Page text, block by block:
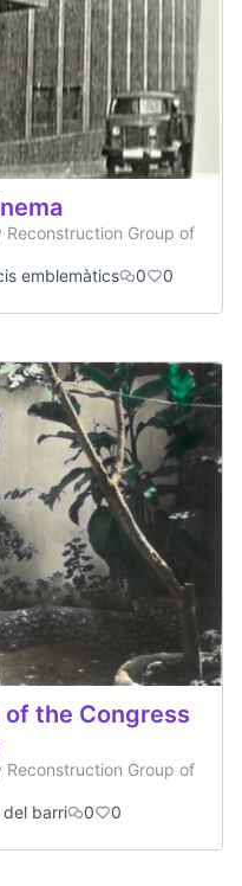
Reconstruction Group of
emblemàtics 0 0
the Congress
Reconstruction Group of
del barri 0 0